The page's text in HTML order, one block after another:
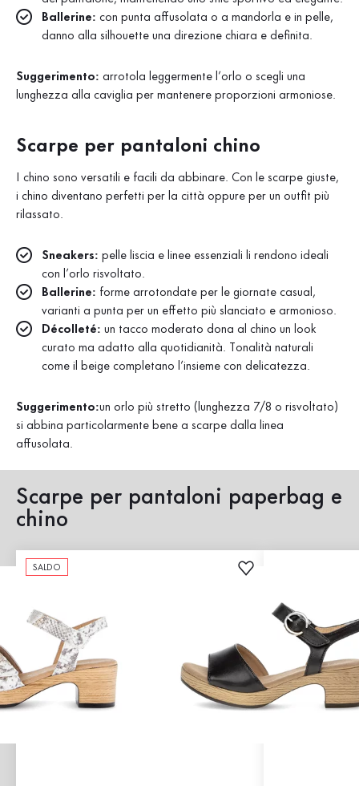
Ballerine: con punta affusolata o a mandorla e in pelle,
danno alla silhouette una direzione chiara e definita.
Suggerimento: arrotola leggermente l’orlo o scegli una
lunghezza alla caviglia per mantenere proporzioni armoniose.
Scarpe per pantaloni chino
I chino sono versatili e facili da abbinare. Con le scarpe giuste,
i chino diventano perfetti per la città oppure per un outfit più
rilassato.
Sneakers: pelle liscia e linee essenziali li rendono ideali
con l’orlo risvoltato.
Ballerine: forme arrotondate per le giornate casual,
varianti a punta per un effetto più slanciato e armonioso.
Décolleté: un tacco moderato dona al chino un look
curato ma adatto alla quotidianità. Tonalità naturali
come il beige completano l’insieme con delicatezza.
Suggerimento:un orlo più stretto (lunghezza 7/8 o risvoltato)
si abbina particolarmente bene a scarpe dalla linea
affusolata.
Scarpe per pantaloni paperbag e
chino
SALDO